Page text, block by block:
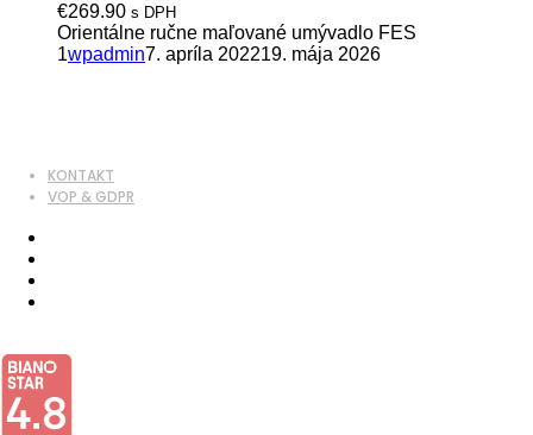
€269.90 s DPH
Orientálne ručne maľované umývadlo FES
1wpadmin7. apríla 202219. mája 2026
KONTAKT
VOP & GDPR